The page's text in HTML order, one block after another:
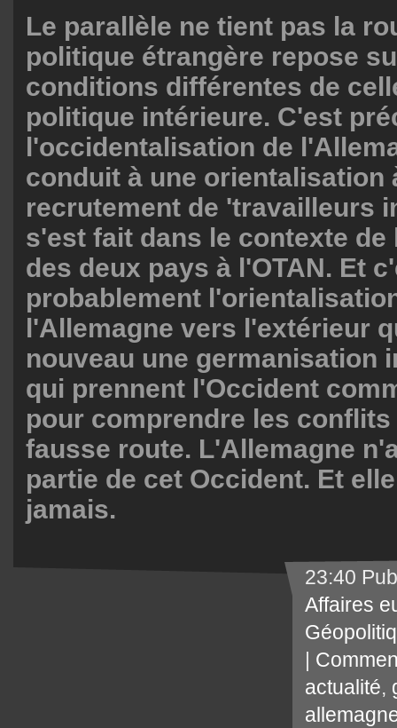
Le parallèle ne tient pas la
politique étrangère repose
conditions différentes de
politique intérieure. C'est
l'occidentalisation de
conduit à une orientalisation
recrutement de 'travailleurs
s'est fait dans le contexte de
des deux pays à l'OTAN. Et
probablement
l'Allemagne vers l'extérieur
nouveau une germanisation
qui prennent l'Occident
pour comprendre les
fausse route. L'Allemagne
partie de cet Occident. Et
jamais.
23:40
Affaires
actualité,